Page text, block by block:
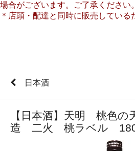
場合がございます。ご了承ください。
＊店頭・配達と同時に販売している
日本酒
【日本酒】天明 桃色
造 二火 桃ラベル